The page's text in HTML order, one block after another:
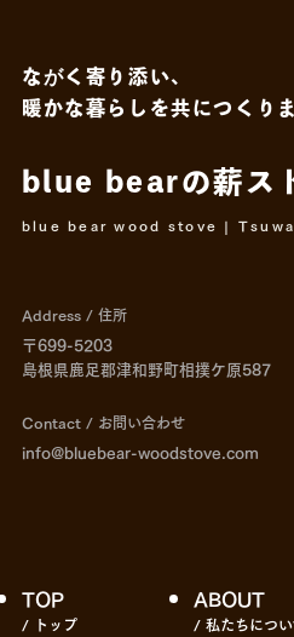
ながく寄り添い、
暖かな暮らしを共につくりま
blue bearの薪ス
blue bear wood stove |
Address / 住所
〒699-5203
島根県鹿足郡津和野町相撲ケ原587
Contact / お問い合わせ
info@bluebear-woodstove.com
TOP
/ トップ
ABOUT
/ 私たちについ